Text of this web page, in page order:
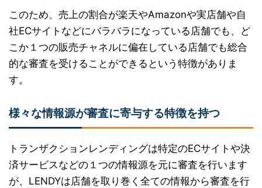
このため、売上の割合が楽天やAmazonや実店舗や自
社ECサイトなどにバラバラになっている店舗でも、ど
こか１つの販売チャネルに偏在している店舗でも総合
的な審査を受けることができるという特徴がありま
す。
様々な情報源が審査に寄与する特徴を持つ
トランザクションレンディングは特定のECサイトや決
済サービスなどの１つの情報源を元に審査を行います
が、LENDYは店舗を取り巻く全ての情報から審査を行